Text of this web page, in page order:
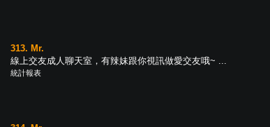
313. Mr.
線上交友成人聊天室，有辣妹跟你視訊做愛交友哦~ ...
統計報表